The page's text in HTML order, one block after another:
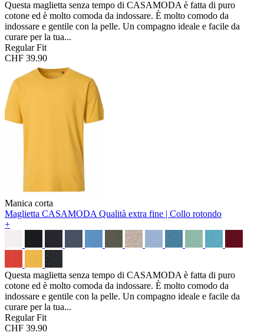
Questa maglietta senza tempo di CASAMODA è fatta di puro
cotone ed è molto comoda da indossare. È molto comodo da
indossare e gentile con la pelle. Un compagno ideale e facile da
curare per la tua...
Regular Fit
CHF 39.90
Manica corta
Maglietta CASAMODA Qualità extra fine | Collo rotondo
+
Questa maglietta senza tempo di CASAMODA è fatta di puro
cotone ed è molto comoda da indossare. È molto comodo da
indossare e gentile con la pelle. Un compagno ideale e facile da
curare per la tua...
Regular Fit
CHF 39.90